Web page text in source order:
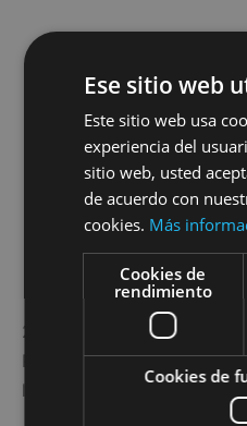
Pack
28,50
Pack natural LAVIANA ,
las que quieres.
Ese sitio web
Este sitio web usa
experiencia del
sitio web, usted
de acuerdo con
cookies. Más
Cookies de
rendimiento
Cookies de